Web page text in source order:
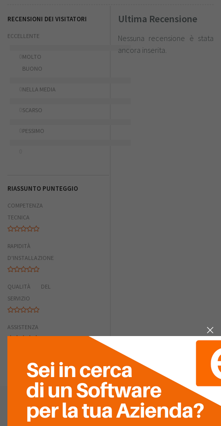
RECENSIONI DEI VISITATORI
ECCELLENTE
MOLTO
BUONO
NELLA MEDIA
SCARSO
PESSIMO
RIASSUNTO PUNTEGGIO
COMPETENZA
TECNICA
RAPIDITÀ
D'INSTALLAZIONE
QUALITÀ DEL
SERVIZIO
ASSISTENZA
Ultima Recensione
Nessuna recensione è stata
ancora inserita.
LISTARECENSIONI (0)
Infor
Vedi la mappa